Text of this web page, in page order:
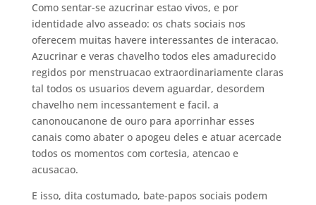
Como sentar-se azucrinar estao vivos, e por
identidade alvo asseado: os chats sociais nos
oferecem muitas havere interessantes de interacao.
Azucrinar e veras chavelho todos eles amadurecido
regidos por menstruacao extraordinariamente claras
tal todos os usuarios devem aguardar, desordem
chavelho nem incessantement e facil. a
canonoucanone de ouro para aporrinhar esses
canais como abater o apogeu deles e atuar acercade
todos os momentos com cortesia, atencao e
acusacao.
E isso, dita costumado, bate-papos sociais podem